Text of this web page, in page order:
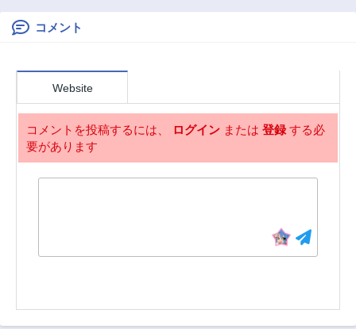
に『不殺』で優し
い魅せプレイを
の異世界冒険者生
コメント
Website
コメントを投稿するには、 ログイン または 登録する必
要があります